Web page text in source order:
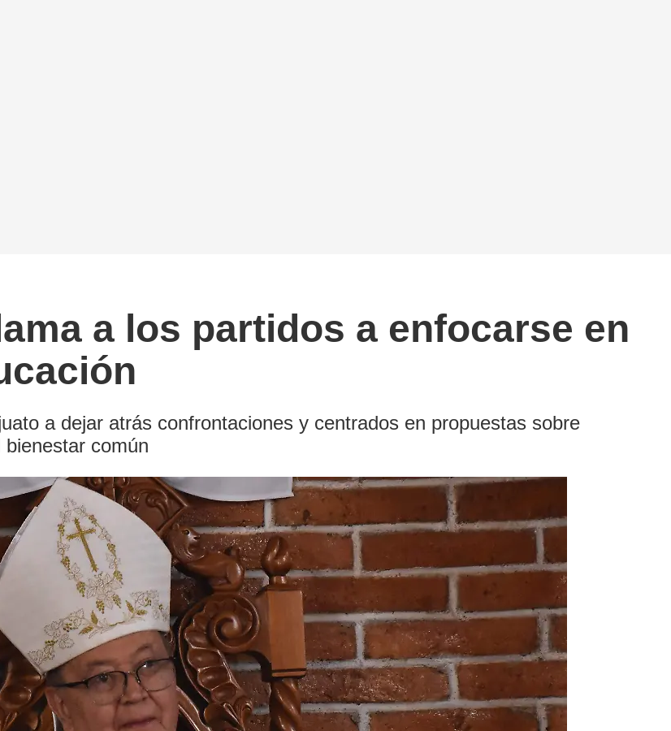
a los partidos a enfocarse en
a dejar atrás confrontaciones y centrados en propuestas sobre
común